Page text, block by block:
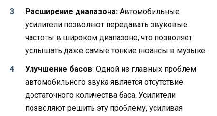
Расширение диапазона: Автомобильные
усилители позволяют передавать звуковые
частоты в широком диапазоне, что позволяет
услышать даже самые тонкие нюансы в музыке.
Улучшение басов: Одной из главных проблем
автомобильного звука является отсутствие
достаточного количества баса. Усилители
позволяют решить эту проблему, усиливая